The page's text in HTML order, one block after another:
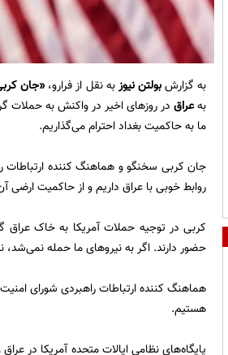
به گزارشبولتن نیوزبه نقل از فرارو،«جان
بهعراق در روز‌های اخیر در واکنش به حملات
ما به حاکمیت بغداد احترام می‌گذاریم.
جان کربی سخنگو و هماهنگ کننده
روابط خوبی با عراق داریم و از حاکمیت
کربی در توجیه حملات آمریکا به خاک عراق
حضور دارند. اگر به نیرو‌های ما حمله نمی‌شد،
هماهنگ کننده ارتباطات راهبردی شورای
هستیم.